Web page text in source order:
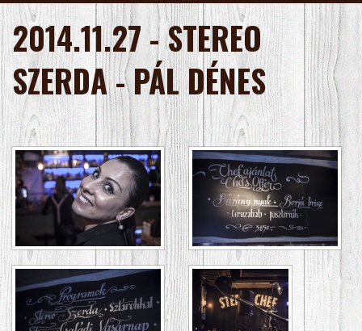
NYITÓLAP
HÍREK
ESEMÉNYEK
KÍNÁLAT
/
GALÉRIA
ASZTALFOGLALÁS
VENDÉGKÖNYV
KAPCSOLAT
2014.11.27 - STEREO
SZERDA - PÁL DÉNES